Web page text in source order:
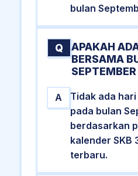
bulan
Q
APAKAH
BERSAMA
A
Tidak ada
pada bulan
berdasarkan
kalender SKB
terbaru.